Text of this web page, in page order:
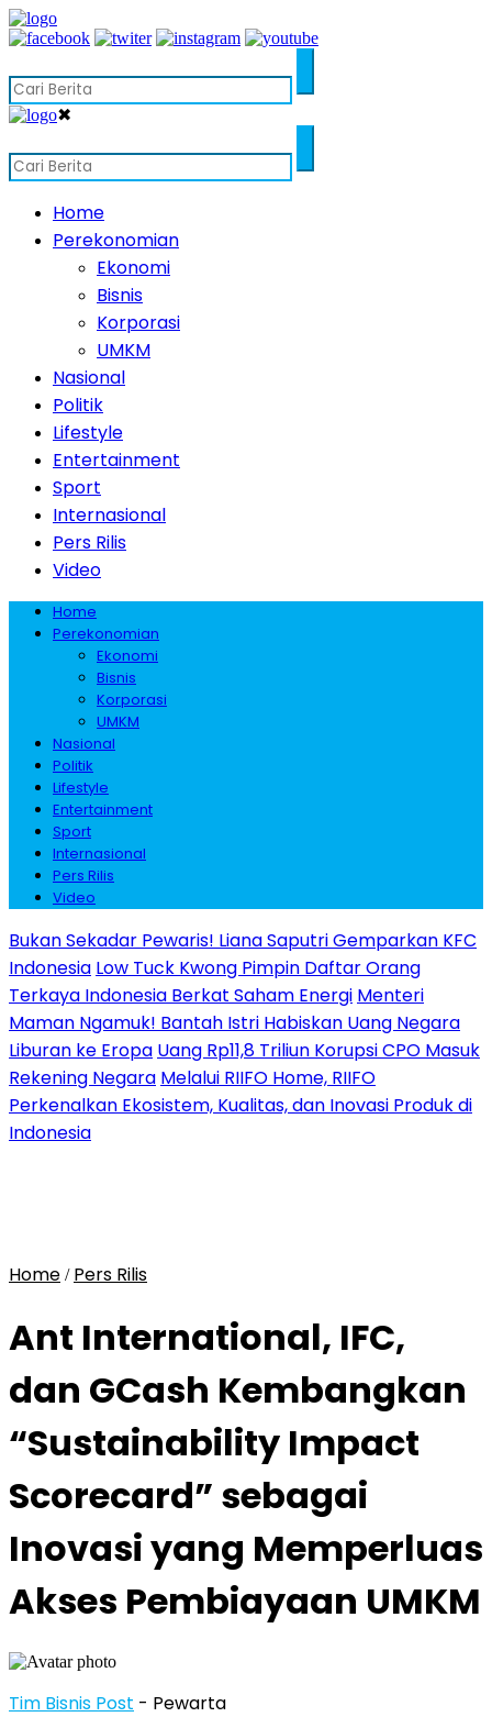
✖
Home
Perekonomian
Ekonomi
Bisnis
Korporasi
UMKM
Nasional
Politik
Lifestyle
Entertainment
Sport
Internasional
Pers Rilis
Video
Home
Perekonomian
Ekonomi
Bisnis
Korporasi
UMKM
Nasional
Politik
Lifestyle
Entertainment
Sport
Internasional
Pers Rilis
Video
Bukan Sekadar Pewaris! Liana Saputri Gemparkan KFC
Indonesia Low Tuck Kwong Pimpin Daftar Orang
Terkaya Indonesia Berkat Saham Energi Menteri
Maman Ngamuk! Bantah Istri Habiskan Uang Negara
Liburan ke Eropa Uang Rp11,8 Triliun Korupsi CPO Masuk
Rekening Negara Melalui RIIFO Home, RIIFO
Perkenalkan Ekosistem, Kualitas, dan Inovasi Produk di
Indonesia
Home / Pers Rilis
Ant International, IFC,
dan GCash Kembangkan
“Sustainability Impact
Scorecard” sebagai
Inovasi yang Memperluas
Akses Pembiayaan UMKM
Tim Bisnis Post - Pewarta